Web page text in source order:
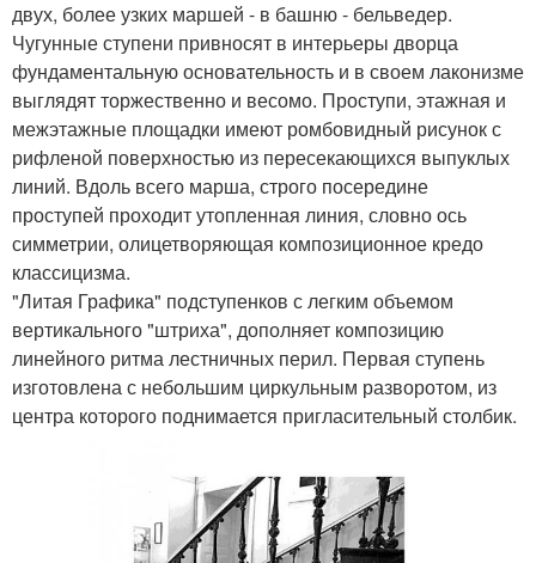
двух, более узких маршей - в башню - бельведер.
Чугунные ступени привносят в интерьеры дворца
фундаментальную основательность и в своем лаконизме
выглядят торжественно и весомо. Проступи, этажная и
межэтажные площадки имеют ромбовидный рисунок с
рифленой поверхностью из пересекающихся выпуклых
линий. Вдоль всего марша, строго посередине
проступей проходит утопленная линия, словно ось
симметрии, олицетворяющая композиционное кредо
классицизма.
"Литая Графика" подступенков с легким объемом
вертикального "штриха", дополняет композицию
линейного ритма лестничных перил. Первая ступень
изготовлена с небольшим циркульным разворотом, из
центра которого поднимается пригласительный столбик.